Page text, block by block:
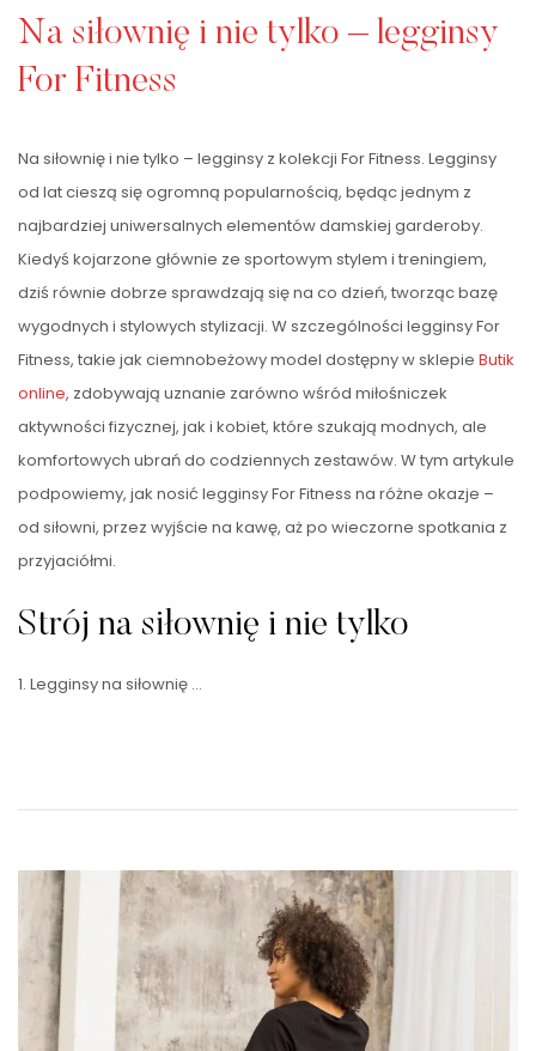
Na siłownię i nie tylko – legginsy
For Fitness
Na siłownię i nie tylko – legginsy z kolekcji For Fitness. Legginsy
od lat cieszą się ogromną popularnością, będąc jednym z
najbardziej uniwersalnych elementów damskiej garderoby.
Kiedyś kojarzone głównie ze sportowym stylem i treningiem,
dziś równie dobrze sprawdzają się na co dzień, tworząc bazę
wygodnych i stylowych stylizacji. W szczególności legginsy For
Fitness, takie jak ciemnobeżowy model dostępny w sklepie Butik
online, zdobywają uznanie zarówno wśród miłośniczek
aktywności fizycznej, jak i kobiet, które szukają modnych, ale
komfortowych ubrań do codziennych zestawów. W tym artykule
podpowiemy, jak nosić legginsy For Fitness na różne okazje –
od siłowni, przez wyjście na kawę, aż po wieczorne spotkania z
przyjaciółmi.
Strój na siłownię i nie tylko
1. Legginsy na siłownię …